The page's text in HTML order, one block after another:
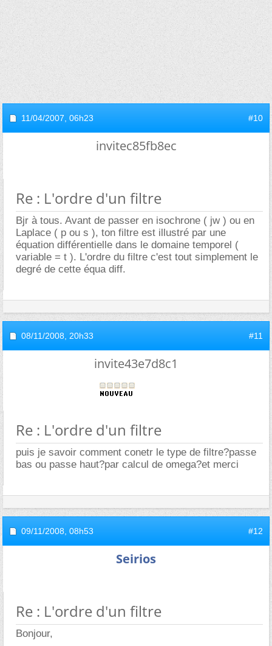
11/04/2007, 06h23 #10
invitec85fb8ec
Re : L'ordre d'un filtre
Bjr à tous. Avant de passer en isochrone ( jw ) ou en
Laplace ( p ou s ), ton filtre est illustré par une
équation différentielle dans le domaine temporel (
variable = t ). L'ordre du filtre c'est tout simplement le
degré de cette équa diff.
08/11/2008, 20h33 #11
invite43e7d8c1
Re : L'ordre d'un filtre
puis je savoir comment conetr le type de filtre?passe
bas ou passe haut?par calcul de omega?et merci
09/11/2008, 08h53 #12
Seirios
Re : L'ordre d'un filtre
Bonjour,